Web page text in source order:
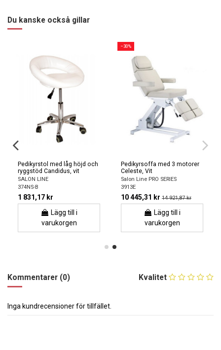
Du kanske också gillar
Pedikyrstol med låg höjd och
ryggstöd Candidus, vit
SALON LINE
374NS-B
1 831,17 kr
Lägg till i
varukorgen
−30%
Pedikyrsoffa med 3 motorer
Celeste, Vit
Salon Line PRO SERIES
3913E
10 445,31 kr 14 921,87 kr
Lägg till i
varukorgen
Kvalitet
Kommentarer (0)
Inga kundrecensioner för tillfället.